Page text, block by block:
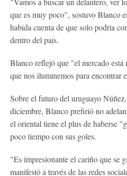
que es muy poco", sostuvo Blanco
habida cuenta de que solo podría
dentro del país.
Blanco reflejó que "el mercado está
que nos iluminemos para encontrar
Sobre el futuro del uruguayo
diciembre, Blanco prefirió no
el oriental tiene el plus de haberse
poco tiempo con sus goles.
"Es impresionante el cariño que se
manifestó a través de las redes